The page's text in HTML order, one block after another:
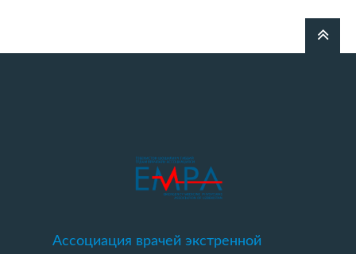
Ассоциация врачей экстренной